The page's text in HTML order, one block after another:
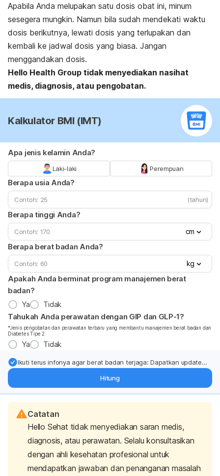
Apabila Anda melupakan satu dosis obat ini, minum
sesegera mungkin. Namun bila sudah mendekati waktu
dosis berikutnya, lewati dosis yang terlupakan dan
kembali ke jadwal dosis yang biasa. Jangan
menggandakan dosis.
Hello Health Group tidak menyediakan nasihat
medis, diagnosis, atau pengobatan.
Kalkulator BMI (IMT)
Apa jenis kelamin Anda?
Laki-laki Perempuan
Berapa usia Anda?
(tahun)
Berapa tinggi Anda?
cm
Berapa berat badan Anda?
kg
Apakah Anda berminat program manajemen berat
badan?
Ya
Tidak
Tahukah Anda perawatan dengan GIP dan GLP-1?
*Jenis pengobatan dan perawatan terbaru yang membantu manajemen berat badan dan
Diabetes Tipe 2
Ya Tidak
Ikuti terus infonya agar berat badan terjaga: Dapatkan update
Hitung
Catatan
Hello Sehat tidak menyediakan saran medis,
diagnosis, atau perawatan. Selalu konsultasikan
dengan ahli kesehatan profesional untuk
mendapatkan jawaban dan penanganan masalah